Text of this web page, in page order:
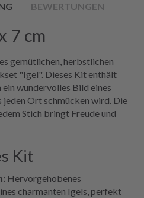
BEWERTUNGEN
7 cm
gemütlichen, herbstlichen
"Igel". Dieses Kit enthält
ein wundervolles Bild eines
jeden Ort schmücken wird. Die
Stich bringt Freude und
Kit
Hervorgehobenes
charmanten Igels, perfekt